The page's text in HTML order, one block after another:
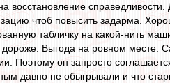
чтоб повысить задарма.
табличку на какой-нить
Выгода на ровном месте.
Поэтому он запросто
давно не обыгрывали и что